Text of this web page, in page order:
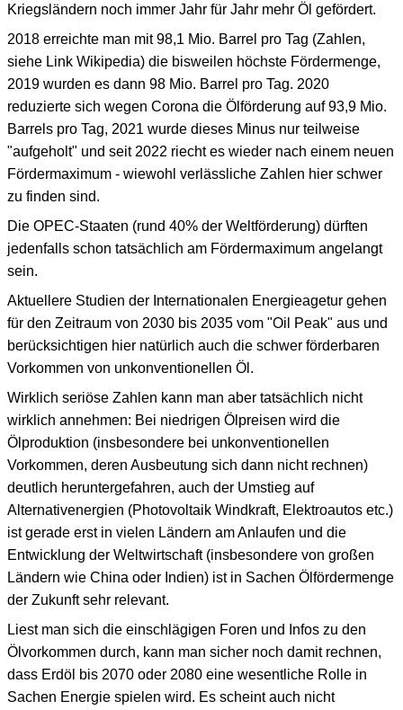
Kriegsländern noch immer Jahr für Jahr mehr Öl gefördert.
2018 erreichte man mit 98,1 Mio. Barrel pro Tag (Zahlen,
siehe Link Wikipedia) die bisweilen höchste Fördermenge,
2019 wurden es dann 98 Mio. Barrel pro Tag. 2020
reduzierte sich wegen Corona die Ölförderung auf 93,9 Mio.
Barrels pro Tag, 2021 wurde dieses Minus nur teilweise
"aufgeholt" und seit 2022 riecht es wieder nach einem neuen
Fördermaximum - wiewohl verlässliche Zahlen hier schwer
zu finden sind.
Die OPEC-Staaten (rund 40% der Weltförderung) dürften
jedenfalls schon tatsächlich am Fördermaximum angelangt
sein.
Aktuellere Studien der Internationalen Energieagetur gehen
für den Zeitraum von 2030 bis 2035 vom "Oil Peak" aus und
berücksichtigen hier natürlich auch die schwer förderbaren
Vorkommen von unkonventionellen Öl.
Wirklich seriöse Zahlen kann man aber tatsächlich nicht
wirklich annehmen: Bei niedrigen Ölpreisen wird die
Ölproduktion (insbesondere bei unkonventionellen
Vorkommen, deren Ausbeutung sich dann nicht rechnen)
deutlich heruntergefahren, auch der Umstieg auf
Alternativenergien (Photovoltaik Windkraft, Elektroautos etc.)
ist gerade erst in vielen Ländern am Anlaufen und die
Entwicklung der Weltwirtschaft (insbesondere von großen
Ländern wie China oder Indien) ist in Sachen Ölfördermenge
der Zukunft sehr relevant.
Liest man sich die einschlägigen Foren und Infos zu den
Ölvorkommen durch, kann man sicher noch damit rechnen,
dass Erdöl bis 2070 oder 2080 eine wesentliche Rolle in
Sachen Energie spielen wird. Es scheint auch nicht